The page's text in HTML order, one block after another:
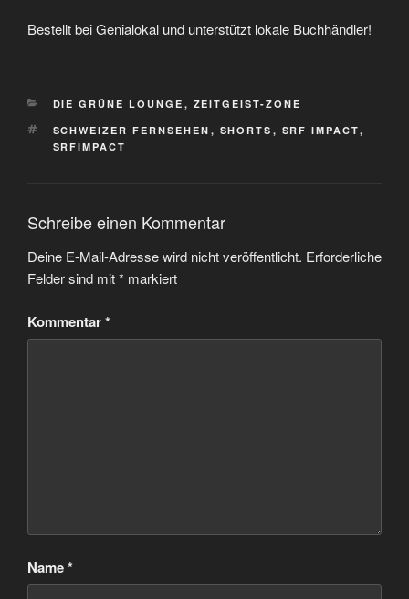
Bestellt bei Genialokal und unterstützt lokale Buchhändler!
KATEGORIEN
DIE GRÜNE LOUNGE , ZEITGEIST-ZONE
SCHLAGWÖRTER
SCHWEIZER FERNSEHEN , SHORTS , SRF IMPACT,
SRFIMPACT
Schreibe einen Kommentar
Deine E-Mail-Adresse wird nicht veröffentlicht. Erforderliche
Felder sind mit* markiert
Kommentar*
Name*